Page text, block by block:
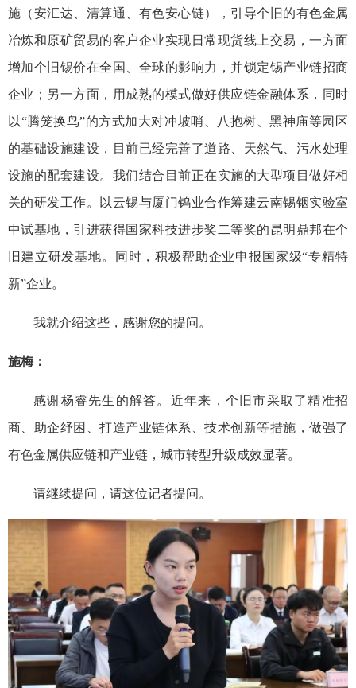
施（安汇达、清算通、有色安心链），引导个旧的有色金属
冶炼和原矿贸易的客户企业实现日常现货线上交易，一方面
增加个旧锡价在全国、全球的影响力，并锁定锡产业链招商
企业；另一方面，用成熟的模式做好供应链金融体系，同时
以“腾笼换鸟”的方式加大对冲坡哨、八抱树、黑神庙等园区
的基础设施建设，目前已经完善了道路、天然气、污水处理
设施的配套建设。我们结合目前正在实施的大型项目做好相
关的研发工作。以云锡与厦门钨业合作筹建云南锡铟实验室
中试基地，引进获得国家科技进步奖二等奖的昆明鼎邦在个
旧建立研发基地。同时，积极帮助企业申报国家级“专精特
新”企业。
我就介绍这些，感谢您的提问。
施梅：
感谢杨睿先生的解答。近年来，个旧市采取了精准招
商、助企纾困、打造产业链体系、技术创新等措施，做强了
有色金属供应链和产业链，城市转型升级成效显著。
请继续提问，请这位记者提问。